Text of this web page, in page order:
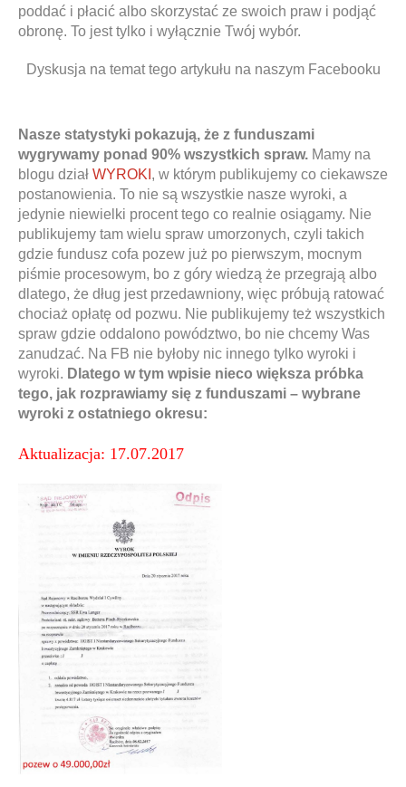
poddać i płacić albo skorzystać ze swoich praw i podjąć
obronę. To jest tylko i wyłącznie Twój wybór.
Dyskusja na temat tego artykułu na naszym Facebooku
Nasze statystyki pokazują, że z funduszami
wygrywamy ponad 90% wszystkich spraw. Mamy na
blogu dział WYROKI , w którym publikujemy co ciekawsze
postanowienia. To nie są wszystkie nasze wyroki, a
jedynie niewielki procent tego co realnie osiągamy. Nie
publikujemy tam wielu spraw umorzonych, czyli takich
gdzie fundusz cofa pozew już po pierwszym, mocnym
piśmie procesowym, bo z góry wiedzą że przegrają albo
dlatego, że dług jest przedawniony, więc próbują ratować
chociaż opłatę od pozwu. Nie publikujemy też wszystkich
spraw gdzie oddalono powództwo, bo nie chcemy Was
zanudzać. Na FB nie byłoby nic innego tylko wyroki i
wyroki. Dlatego w tym wpisie nieco większa próbka
tego, jak rozprawiamy się z funduszami – wybrane
wyroki z ostatniego okresu:
Aktualizacja: 17.07.2017